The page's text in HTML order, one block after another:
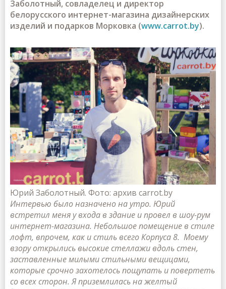
Заболотный, совладелец и директор
белорусского интернет-магазина дизайнерских
изделий и подарков Морковка (www.carrot.by).
Юрий Заболотный. Фото: архив carrot.by
Интервью было назначено на утро. Юрий
встретил меня у входа в здание и провел в шоу-рум
интернет-магазина. Небольшое помещение в стиле
лофт, впрочем, как и стиль всего Корпуса 8. Моему
взору открылись высокие стеллажи вдоль стен,
заставленные милыми стильными вещицами,
которые срочно захотелось пощупать и повертеть
со всех сторон. Я приземлилась на желтый